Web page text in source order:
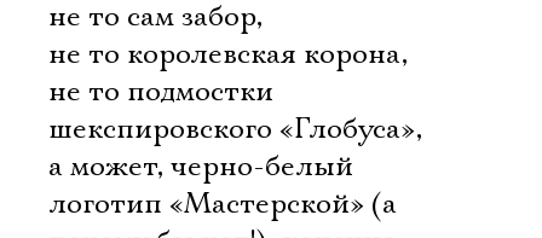
не то сам забор,
не то королевская корона,
не то подмостки
шекспировского «Глобуса»,
а может, черно-белый
логотип «Мастерской» (а